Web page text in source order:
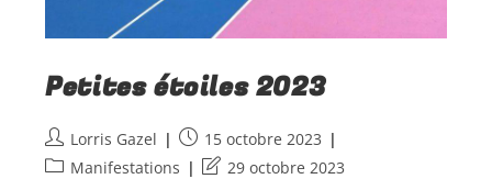
Petites étoiles 2023
Lorris Gazel
15 octobre 2023
Manifestations
29 octobre 2023